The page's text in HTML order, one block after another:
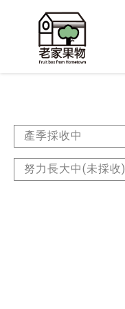
產季採收中
努力長大中(未採收)